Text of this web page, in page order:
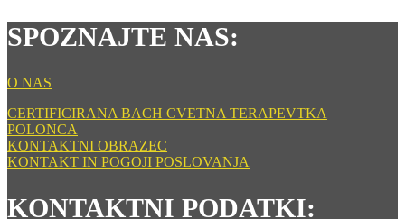
SPOZNAJTE NAS:
O NAS
CERTIFICIRANA BACH CVETNA TERAPEVTKA
POLONCA
KONTAKTNI OBRAZEC
KONTAKT IN POGOJI POSLOVANJA
KONTAKTNI PODATKI: